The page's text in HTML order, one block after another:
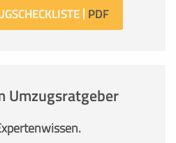
Umzugsratgeber